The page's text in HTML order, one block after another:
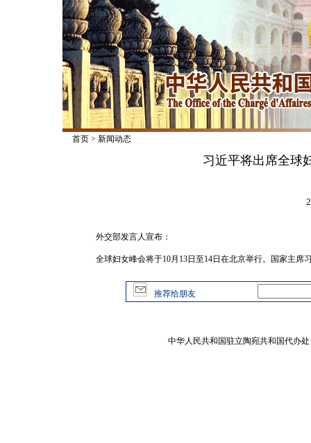
首页> 新闻动态
习近平将出席全球
外交部发言人宣布：
全球妇女峰会将于10月13日至14日在北京举行。国家主席
推荐给朋友
中华人民共和国驻立陶宛共和国代办处